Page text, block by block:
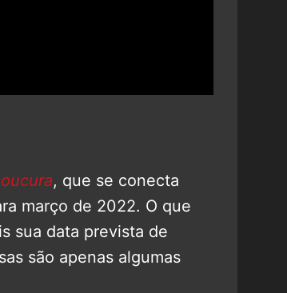
, que se conecta
março de 2022. O que
sua data prevista de
são apenas algumas